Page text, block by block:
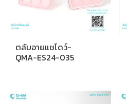
ตลับอายแชโดว์-
QMA-ES24-035